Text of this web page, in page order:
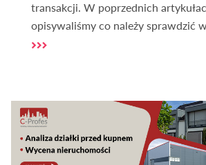
transakcji. W poprzednich
opisywaliśmy co należy sprawdzić
zakupu działki. Jednym ze źródeł
weryfikować? O tym w dalszej